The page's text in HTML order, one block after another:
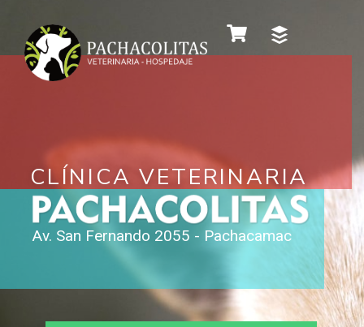
CLÍNICA VETERINARIA
Av. San Fernando 2055 - Pachacamac